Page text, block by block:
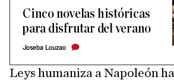
Cinco novelas históricas
para disfrutar del verano
Joseba Louzao
Leys humaniza a Napoleón